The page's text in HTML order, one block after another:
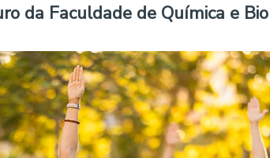
da Faculdade de Química e